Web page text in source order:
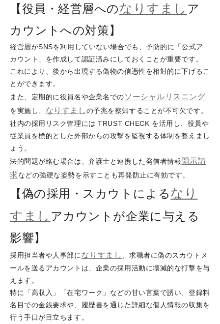
【役員・経営層へのなりすまし ア
カウントへの対策】
経営層がSNSを利用していない場合でも、予防的に「公式ア
カウント」を作成して認証済みにしておくことが重要です。
これにより、後から出現する偽物の信憑性を相対的に下げるこ
とができます。
また、定期的に役員名や企業名でのソーシャルリスニング
を実施し、 なりすましの予兆を察知することが不可欠です。
社内の採用リスク管理には TRUST CHECK を活用し、役員や
従業員を標的とした外部からの攻撃を監視する体制を整えまし
ょう。
法的問題が絡む場合は、弁護士と連携した発信者情報開示請
求などの強硬な姿勢を示すことも再発防止に有効です。
【偽の採用・スカウトによるなり
すまし アカウントが企業に与える
影響】
採用担当者や人事部に なりすまし
、求職者に偽のスカウトメ
ールを送るアカウントは、企業の採用活動に壊滅的な打撃を与
えます。
特に「高収入」「在宅ワーク」などの甘い言葉で誘い、登録料
名目での金銭要求や、履歴書を通じた詳細な個人情報の収集を
行う手口が目立ちます。